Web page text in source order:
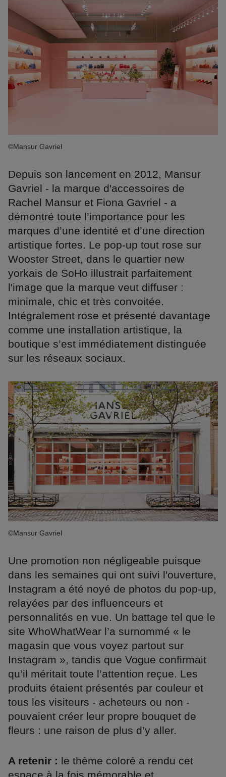
©Mansur Gavriel
Depuis son lancement en 2012, Mansur
Gavriel - la marque d'accessoires de
Rachel Mansur et Fiona Gavriel - a
démontré toute l’importance pour les
marques d’une identité et d’une direction
artistique fortes. Le pop-up tout rose sur
Wooster Street, dans le quartier new
yorkais de SoHo illustrait parfaitement
l'image que la marque veut diffuser :
minimale, chic et très convoitée.
Intégralement rose et présenté davantage
comme une installation artistique, la
boutique s’est immédiatement distinguée
sur les réseaux sociaux.
©Mansur Gavriel
Une promotion non négligeable puisque
dans les semaines qui ont suivi l'ouverture,
Instagram a été noyé de photos du pop-up,
relayées par des influenceurs et
personnalités en vue. Un battage tel que le
site WhoWhatWear l’a surnommé « le
magasin que vous voyez partout sur
Instagram », tandis que Vogue confirmait
qu’il méritait toute l’attention reçue. Les
produits étaient présentés par couleur et
tous les visiteurs - acheteurs ou non -
pouvaient créer leur propre bouquet de
fleurs : une raison de plus d’y aller.
A retenir : le thème coloré a rendu cet
espace à la fois mémorable et